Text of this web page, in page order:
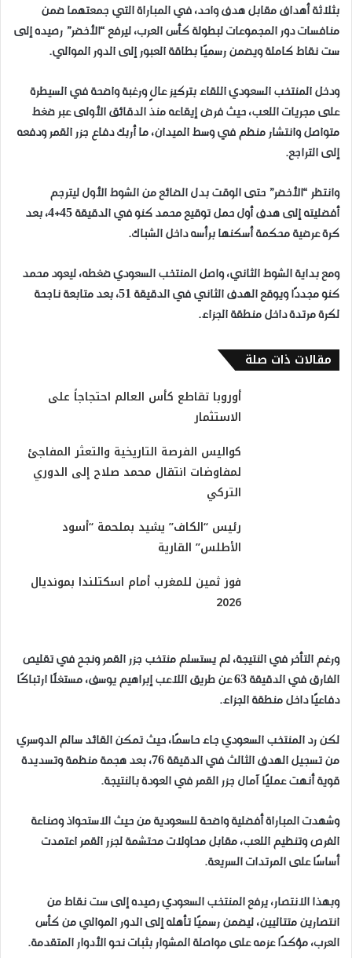
بثلاثة أهداف مقابل هدف واحد، في المباراة التي جمعتهما ضمن
منافسات دور المجموعات لبطولة كأس العرب، ليرفع “الأخضر” رصيده إلى
ست نقاط كاملة ويضمن رسميًا بطاقة العبور إلى الدور الموالي.
ودخل المنتخب السعودي اللقاء بتركيز عالٍ ورغبة واضحة في السيطرة
على مجريات اللعب، حيث فرض إيقاعه منذ الدقائق الأولى عبر ضغط
متواصل وانتشار منظم في وسط الميدان، ما أربك دفاع جزر القمر ودفعه
إلى التراجع.
وانتظر “الأخضر” حتى الوقت بدل الضائع من الشوط الأول ليترجم
أفضليته إلى هدف أول حمل توقيع محمد كنو في الدقيقة 45+4، بعد
كرة عرضية محكمة أسكنها برأسه داخل الشباك.
ومع بداية الشوط الثاني، واصل المنتخب السعودي ضغطه، ليعود محمد
كنو مجددًا ويوقع الهدف الثاني في الدقيقة 51، بعد متابعة ناجحة
لكرة مرتدة داخل منطقة الجزاء.
مقالات ذات صلة
أوروبا تقاطع كأس العالم احتجاجاً على
الاستثمار
كواليس الفرصة التاريخية والتعثر المفاجئ
لمفاوضات انتقال محمد صلاح إلى الدوري
التركي
رئيس “الكاف” يشيد بملحمة “أسود
الأطلس” القارية
فوز ثمين للمغرب أمام اسكتلندا بمونديال
2026
ورغم التأخر في النتيجة، لم يستسلم منتخب جزر القمر ونجح في تقليص
الفارق في الدقيقة 63 عن طريق اللاعب إبراهيم يوسف، مستغلًا ارتباكًا
دفاعيًا داخل منطقة الجزاء.
لكن رد المنتخب السعودي جاء حاسمًا، حيث تمكن القائد سالم الدوسري
من تسجيل الهدف الثالث في الدقيقة 76، بعد هجمة منظمة وتسديدة
قوية أنهت عمليًا آمال جزر القمر في العودة بالنتيجة.
وشهدت المباراة أفضلية واضحة للسعودية من حيث الاستحواذ وصناعة
الفرص وتنظيم اللعب، مقابل محاولات محتشمة لجزر القمر اعتمدت
أساسًا على المرتدات السريعة.
وبهذا الانتصار، يرفع المنتخب السعودي رصيده إلى ست نقاط من
انتصارين متتاليين، ليضمن رسميًا تأهله إلى الدور الموالي من كأس
العرب، مؤكدًا عزمه على مواصلة المشوار بثبات نحو الأدوار المتقدمة.